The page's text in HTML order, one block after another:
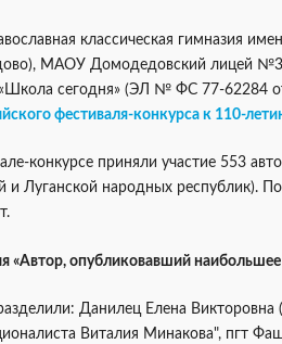
классическая гимназия
МАОУ Домодедовский лицей №3
сегодня» (ЭЛ № ФС 77-62284
фестиваля-конкурса к 110-
конкурсе приняли участие 553
и Луганской народных республик).
«Автор, опубликовавший наибольшее
Данилец Елена
Виталия Минакова", пгт